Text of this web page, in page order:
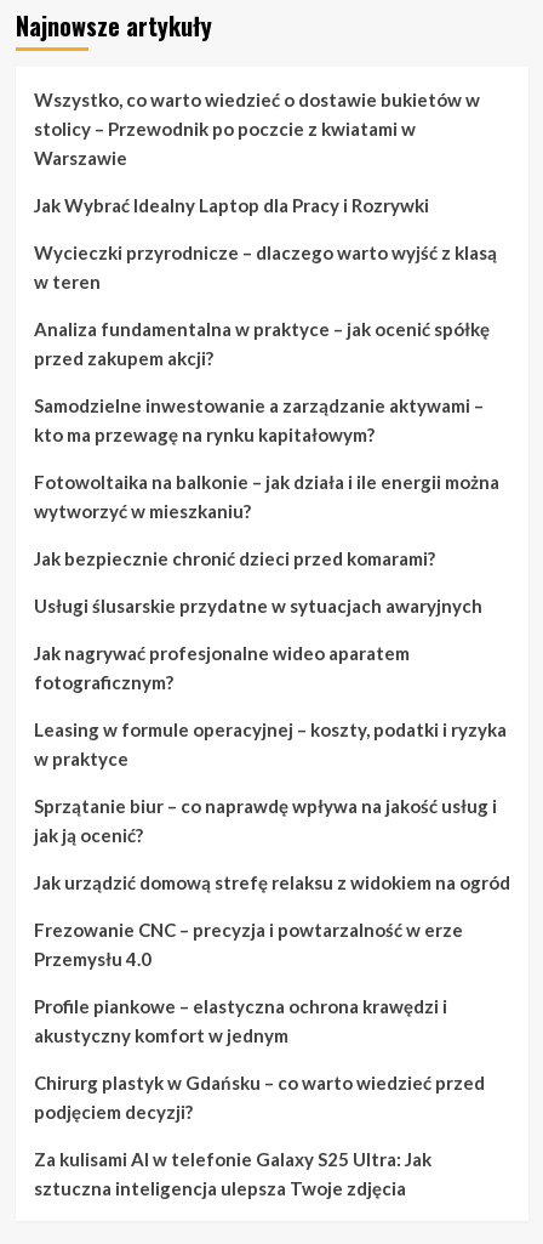
Najnowsze artykuły
Wszystko, co warto wiedzieć o dostawie bukietów w
stolicy – Przewodnik po poczcie z kwiatami w
Warszawie
Jak Wybrać Idealny Laptop dla Pracy i Rozrywki
Wycieczki przyrodnicze – dlaczego warto wyjść z klasą
w teren
Analiza fundamentalna w praktyce – jak ocenić spółkę
przed zakupem akcji?
Samodzielne inwestowanie a zarządzanie aktywami –
kto ma przewagę na rynku kapitałowym?
Fotowoltaika na balkonie – jak działa i ile energii można
wytworzyć w mieszkaniu?
Jak bezpiecznie chronić dzieci przed komarami?
Usługi ślusarskie przydatne w sytuacjach awaryjnych
Jak nagrywać profesjonalne wideo aparatem
fotograficznym?
Leasing w formule operacyjnej – koszty, podatki i ryzyka
w praktyce
Sprzątanie biur – co naprawdę wpływa na jakość usług i
jak ją ocenić?
Jak urządzić domową strefę relaksu z widokiem na ogród
Frezowanie CNC – precyzja i powtarzalność w erze
Przemysłu 4.0
Profile piankowe – elastyczna ochrona krawędzi i
akustyczny komfort w jednym
Chirurg plastyk w Gdańsku – co warto wiedzieć przed
podjęciem decyzji?
Za kulisami AI w telefonie Galaxy S25 Ultra: Jak
sztuczna inteligencja ulepsza Twoje zdjęcia